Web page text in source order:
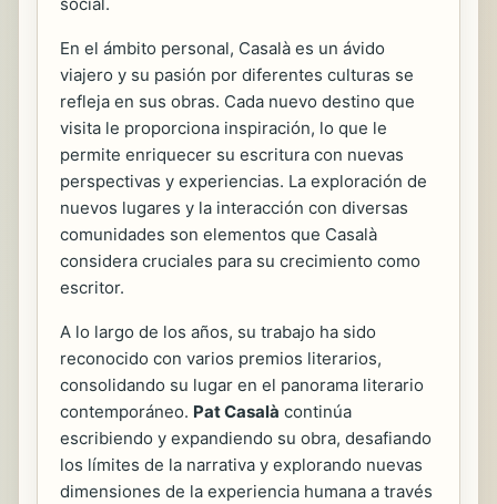
social.
En el ámbito personal, Casalà es un ávido
viajero y su pasión por diferentes culturas se
refleja en sus obras. Cada nuevo destino que
visita le proporciona inspiración, lo que le
permite enriquecer su escritura con nuevas
perspectivas y experiencias. La exploración de
nuevos lugares y la interacción con diversas
comunidades son elementos que Casalà
considera cruciales para su crecimiento como
escritor.
A lo largo de los años, su trabajo ha sido
reconocido con varios premios literarios,
consolidando su lugar en el panorama literario
contemporáneo. Pat Casalà continúa
escribiendo y expandiendo su obra, desafiando
los límites de la narrativa y explorando nuevas
dimensiones de la experiencia humana a través